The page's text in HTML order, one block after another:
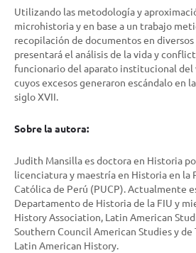
Utilizando las metodología y
microhistoria y en base a un trabajo
recopilación de documentos en diversos
presentará el análisis de la vida y
funcionario del aparato institucional
cuyos excesos generaron escándalo en
siglo XVII.
Sobre la autora:
Judith Mansilla es doctora en Historia
licenciatura y maestría en Historia en la
Católica de Perú (PUCP). Actualmente
Departamento de Historia de la FIU y
History Association, Latin American
Southern Council American Studies y de
Latin American History.